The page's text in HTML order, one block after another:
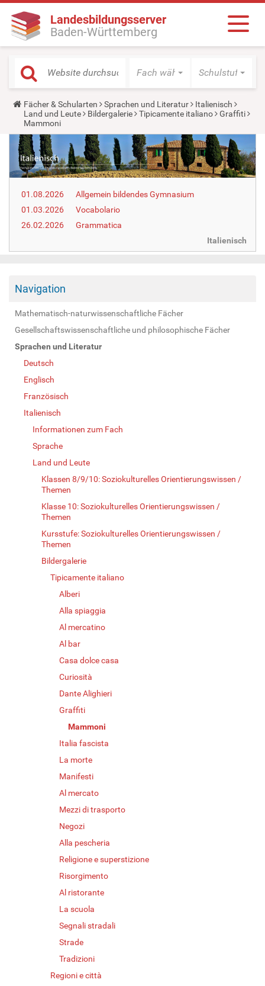
Landesbildungsserver
Baden-Württemberg
Fach wählen Schulstufe
Y
o
u
a
r
e
h
e
r
:
Fächer & Schularten Sprachen und Literatur
Italienisch
Land und Leute
Bildergalerie Tipicamente italiano
Graffiti
Mammoni
01.08.2026
Allgemein bildendes Gymnasium
01.03.2026
Vocabolario
26.02.2026
Grammatica
Italienisch
Navigation
Mathematisch-naturwissenschaftliche Fächer
Gesellschaftswissenschaftliche und philosophische Fächer
Sprachen und Literatur
Deutsch
Englisch
Französisch
Italienisch
Informationen zum Fach
Sprache
Land und Leute
Klassen 8/9/10: Soziokulturelles Orientierungswissen /
Themen
Klasse 10: Soziokulturelles Orientierungswissen /
Themen
Kursstufe: Soziokulturelles Orientierungswissen /
Themen
Bildergalerie
Tipicamente italiano
Alberi
Alla spiaggia
Al mercatino
Al bar
Casa dolce casa
Curiosità
Dante Alighieri
Graffiti
Mammoni
Italia fascista
La morte
Manifesti
Al mercato
Mezzi di trasporto
Negozi
Alla pescheria
Religione e superstizione
Risorgimento
Al ristorante
La scuola
Segnali stradali
Strade
Tradizioni
Regioni e città